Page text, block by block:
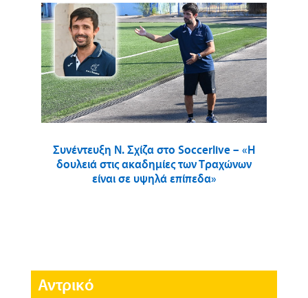
Συνέντευξη Ν. Σχίζα στο Soccerlive – «Η
δουλειά στις ακαδημίες των Τραχώνων
είναι σε υψηλά επίπεδα»
Αντρικό